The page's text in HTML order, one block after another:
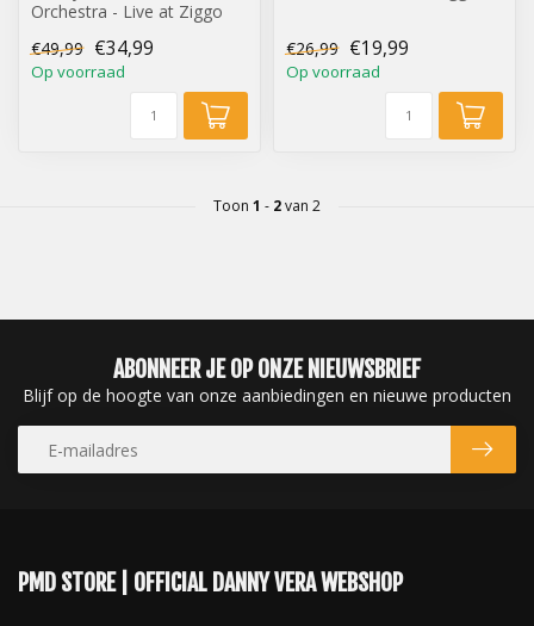
Orchestra - Live at Ziggo
€49,99 €34,99
Op voorraad
€26,99 €19,99
Op voorraad
Toon 1 - 2van 2
ABONNEER JE OP ONZE NIEUWSBRIEF
Blijf op de hoogte van onze aanbiedingen en nieuwe producten
PMD STORE | OFFICIAL DANNY VERA WEBSHOP